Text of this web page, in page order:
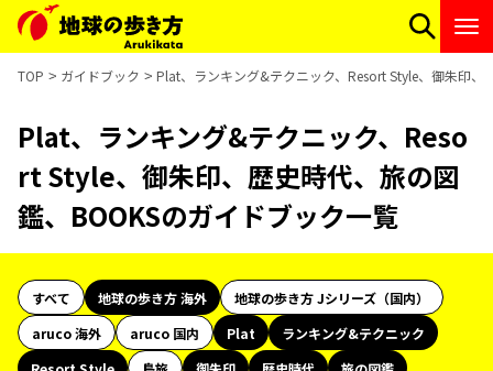
TOP ガイドブック Plat、ランキング&テクニック、Resort Style、御朱印、
Plat、ランキング&テクニック、Reso
rt Style、御朱印、歴史時代、旅の図
鑑、BOOKSのガイドブック一覧
すべて 地球の歩き方 海外
地球の歩き方 Jシリーズ（国内）
aruco 海外
aruco 国内 Plat
ランキング&テクニック